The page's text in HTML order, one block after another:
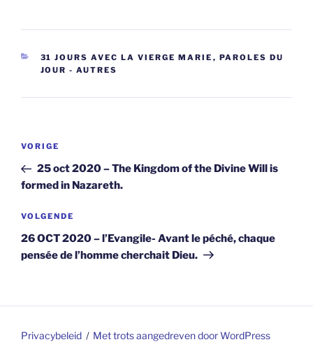
CATEGORIEËN
31 JOURS AVEC LA VIERGE MARIE , PAROLES DU
JOUR - AUTRES
Berichtnavigatie
Vorig
bericht
VORIGE
25 oct 2020 – The Kingdom of the Divine Will is
formed in Nazareth.
Volgend
bericht
VOLGENDE
26 OCT 2020 – l’Evangile- Avant le péché, chaque
pensée de l’homme cherchait Dieu.
Privacybeleid Met trots aangedreven door WordPress